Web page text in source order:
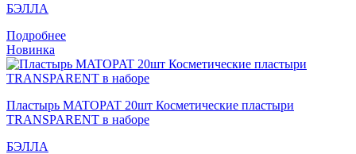
БЭЛЛА
Подробнее
Новинка
Пластырь MATOPAT 20шт Косметические пластыри
TRANSPARENT в наборе
БЭЛЛА